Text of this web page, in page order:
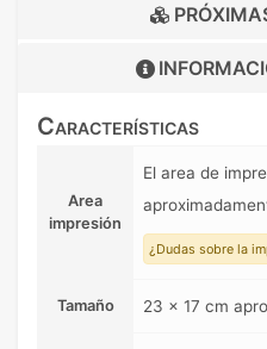
Características
Area
impresión
El area de
¿Dudas sobre la
Tamaño 23 x 17 cm